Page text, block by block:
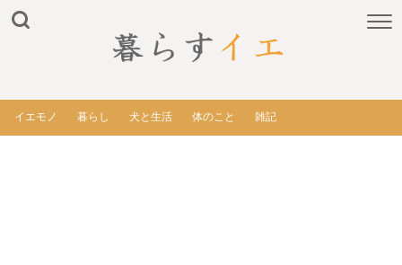
イエモノ 暮らし 犬と生活 体のこと 雑記